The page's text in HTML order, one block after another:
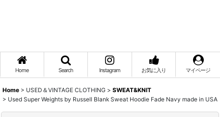
Home Search Instagram お気に入り マイページ
Home > USED＆VINTAGE CLOTHING > SWEAT&KNIT
> Used Super Weights by Russell Blank Sweat Hoodie Fade Navy made in USA